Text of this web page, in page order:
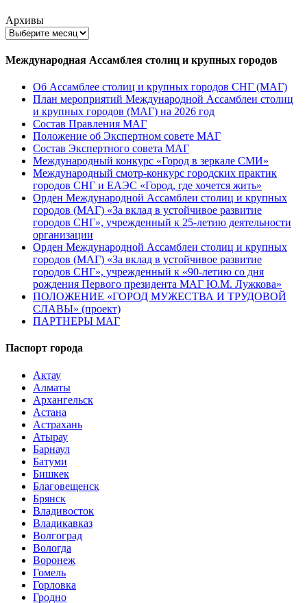
Архивы
Международная Ассамблея столиц и крупных городов
Об Ассамблее столиц и крупных городов СНГ (МАГ)
План мероприятий Международной Ассамблеи столиц
и крупных городов (МАГ) на 2026 год
Состав Правления МАГ
Положение об Экспертном совете МАГ
Состав Экспертного совета МАГ
Международный конкурс «Город в зеркале СМИ»
Международный смотр-конкурс городских практик
городов СНГ и ЕАЭС «Город, где хочется жить»
Орден Международной Ассамблеи столиц и крупных
городов (МАГ) «За вклад в устойчивое развитие
городов СНГ», учрежденный к 25-летию деятельности
организации
Орден Международной Ассамблеи столиц и крупных
городов (МАГ) «За вклад в устойчивое развитие
городов СНГ», учрежденный к «90-летию со дня
рождения Первого президента МАГ Ю.М. Лужкова»
ПОЛОЖЕНИЕ «ГОРОД МУЖЕСТВА И ТРУДОВОЙ
СЛАВЫ» (проект)
ПАРТНЕРЫ МАГ
Паспорт города
Актау
Алматы
Архангельск
Астана
Астрахань
Атырау
Барнаул
Батуми
Бишкек
Благовещенск
Брянск
Владивосток
Владикавказ
Волгоград
Вологда
Воронеж
Гомель
Горловка
Гродно